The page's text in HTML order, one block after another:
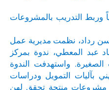
وربط التدريب بالمشروعات
رداد، نظمت مديرية عمل
عبد المعطي، ندوة بمركز
واستهدفت الندوة
بآليات التمويل ودراسات
مشروعات منتجة تحقق لهن